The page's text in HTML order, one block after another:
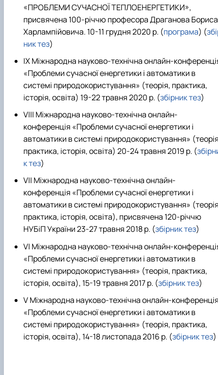
«ПРОБЛЕМИ СУЧАСНОЇ ТЕПЛОЕНЕРГЕТИКИ»,
присвячена 100-річчю професора Драганова Бориса
Харлампійовича. 10-11 грудня 2020 р. (програма) (
ник тез)
ІX Міжнародна науково-технічна онлайн-
«Проблеми сучасної енергетики і автоматики в
системі природокористування» (теорія, практика,
історія, освіта) 19-22 травня 2020 р. (збірник тез)
VIII Міжнародна науково-технічна онлайн-
конференція «Проблеми сучасної енергетики і
автоматики в системі природокористування»
практика, історія, освіта) 20-24травня 2019 р. (
к тез)
VII Міжнародна науково-технічна онлайн-
конференція «Проблеми сучасної енергетики і
автоматики в системі природокористування»
практика, історія, освіта), присвячена 120-річчю
НУБіП України23-27травня 2018р. (збірник тез)
VI Міжнародна науково-технічна онлайн-
«Проблеми сучасної енергетики і автоматики в
системі природокористування» (теорія, практика,
історія, освіта), 15-19травня 2017р. (збірник тез)
VМіжнародна науково-технічна онлайн-
«Проблеми сучасної енергетики і автоматики в
системі природокористування» (теорія, практика,
історія, освіта), 14-18 листопада 2016 р. (збірник тез)